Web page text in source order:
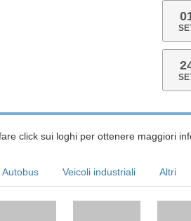
click sui loghi per ottenere maggiori
Autobus Veicoli industriali Altri